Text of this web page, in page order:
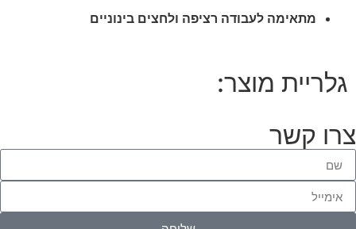
מתאימה לעבודה רציפה ולחצים בינוניים
גלריית מוצר:
צרו קשר